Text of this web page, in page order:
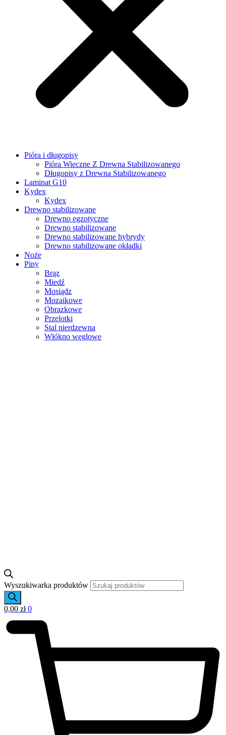
Pióra i długopisy
Pióra Wieczne Z Drewna Stabilizowanego
Długopisy z Drewna Stabilizowanego
Laminat G10
Kydex
Kydex
Drewno stabilizowane
Drewno egzotyczne
Drewno stabilizowane
Drewno stabilizowane hybrydy
Drewno stabilizowane okładki
Noże
Piny
Brąz
Miedź
Mosiądz
Mozaikowe
Obrazkowe
Przelotki
Stal nierdzewna
Włókno węglowe
Wyszukiwarka produktów
0,00 zł 0